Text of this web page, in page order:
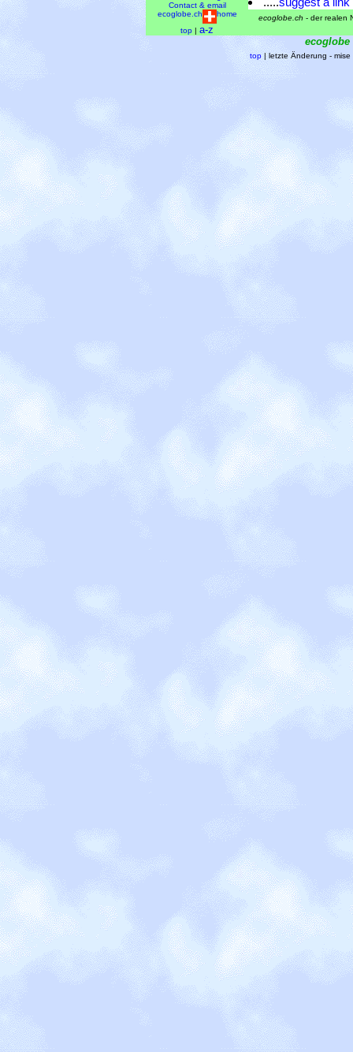
Contact & email
ecoglobe.ch
home
top | a-z
ecoglobe.ch - der realen
ecoglobe
top | letzte Änderung -